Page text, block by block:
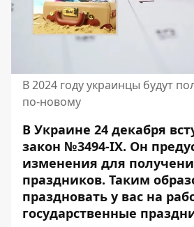
В 2024 году украинцы будут
по-новому
В Украине 24 декабря
закон №3494-IX. Он
изменения для
праздников. Таким
праздновать у вас на
государственные